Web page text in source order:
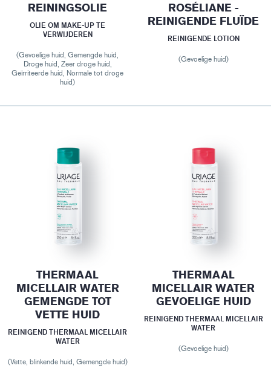
REININGSOLIE
OLIE OM MAKE-UP TE
VERWIJDEREN
(Gevoelige huid, Gemengde huid,
Droge huid, Zeer droge huid,
Geïrriteerde huid, Normale tot droge
huid)
ROSÉLIANE -
REINIGENDE FLUÏDE
REINIGENDE LOTION
(Gevoelige huid)
THERMAAL
MICELLAIR WATER
GEMENGDE TOT
VETTE HUID
REINIGEND THERMAAL MICELLAIR
WATER
(Vette, blinkende huid, Gemengde huid)
THERMAAL
MICELLAIR WATER
GEVOELIGE HUID
REINIGEND THERMAAL MICELLAIR
WATER
(Gevoelige huid)